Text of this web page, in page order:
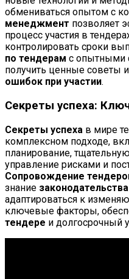
обмениваться опытом с
менеджмент позволяет
процесс участия в
контролировать сроки
по тендерам с опытными
получить ценные советы
ошибок при участии.
Секреты успеха:
Секреты успеха в мире
комплексном подходе,
планирование,
управление рисками и
Сопровождение
знание
адаптироваться к
ключевые факторы,
тендере и долгосрочный